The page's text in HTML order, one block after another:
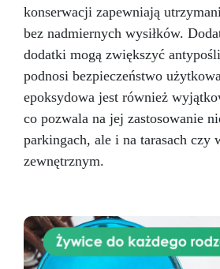
konserwacji zapewniają
bez nadmiernych wysiłków.
dodatki mogą zwiększyć
podnosi bezpieczeństwo
epoksydowa jest również
co pozwala na jej zastosowanie
parkingach, ale i na tarasach czy
zewnętrznym.